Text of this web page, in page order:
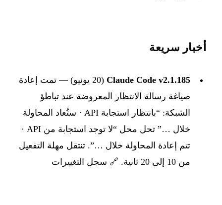
أخبار سريعة
Claude Code v2.1.185
(20 يونيو) — تمت إعادة
صياغة رسالة الانتظار المعروضة عند تباطؤ
الشبكة: “بانتظار استجابة API · ستُعاد المحاولة
خلال …” تحل محل “لا توجد استجابة من API ·
تتم إعادة المحاولة خلال …”. تنتقل مهلة التفعيل
من 10 إلى 20 ثانية. 🔗
سجل التغييرات